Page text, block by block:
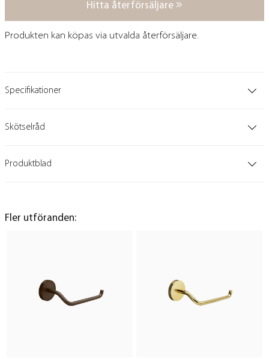
Hitta återförsäljare
Produkten kan köpas via utvalda återförsäljare.
Specifikationer
Skötselråd
Produktblad
Fler utföranden: